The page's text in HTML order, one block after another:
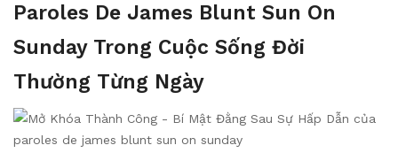
Paroles De James Blunt Sun On
Sunday Trong Cuộc Sống Đời
Thường Từng Ngày